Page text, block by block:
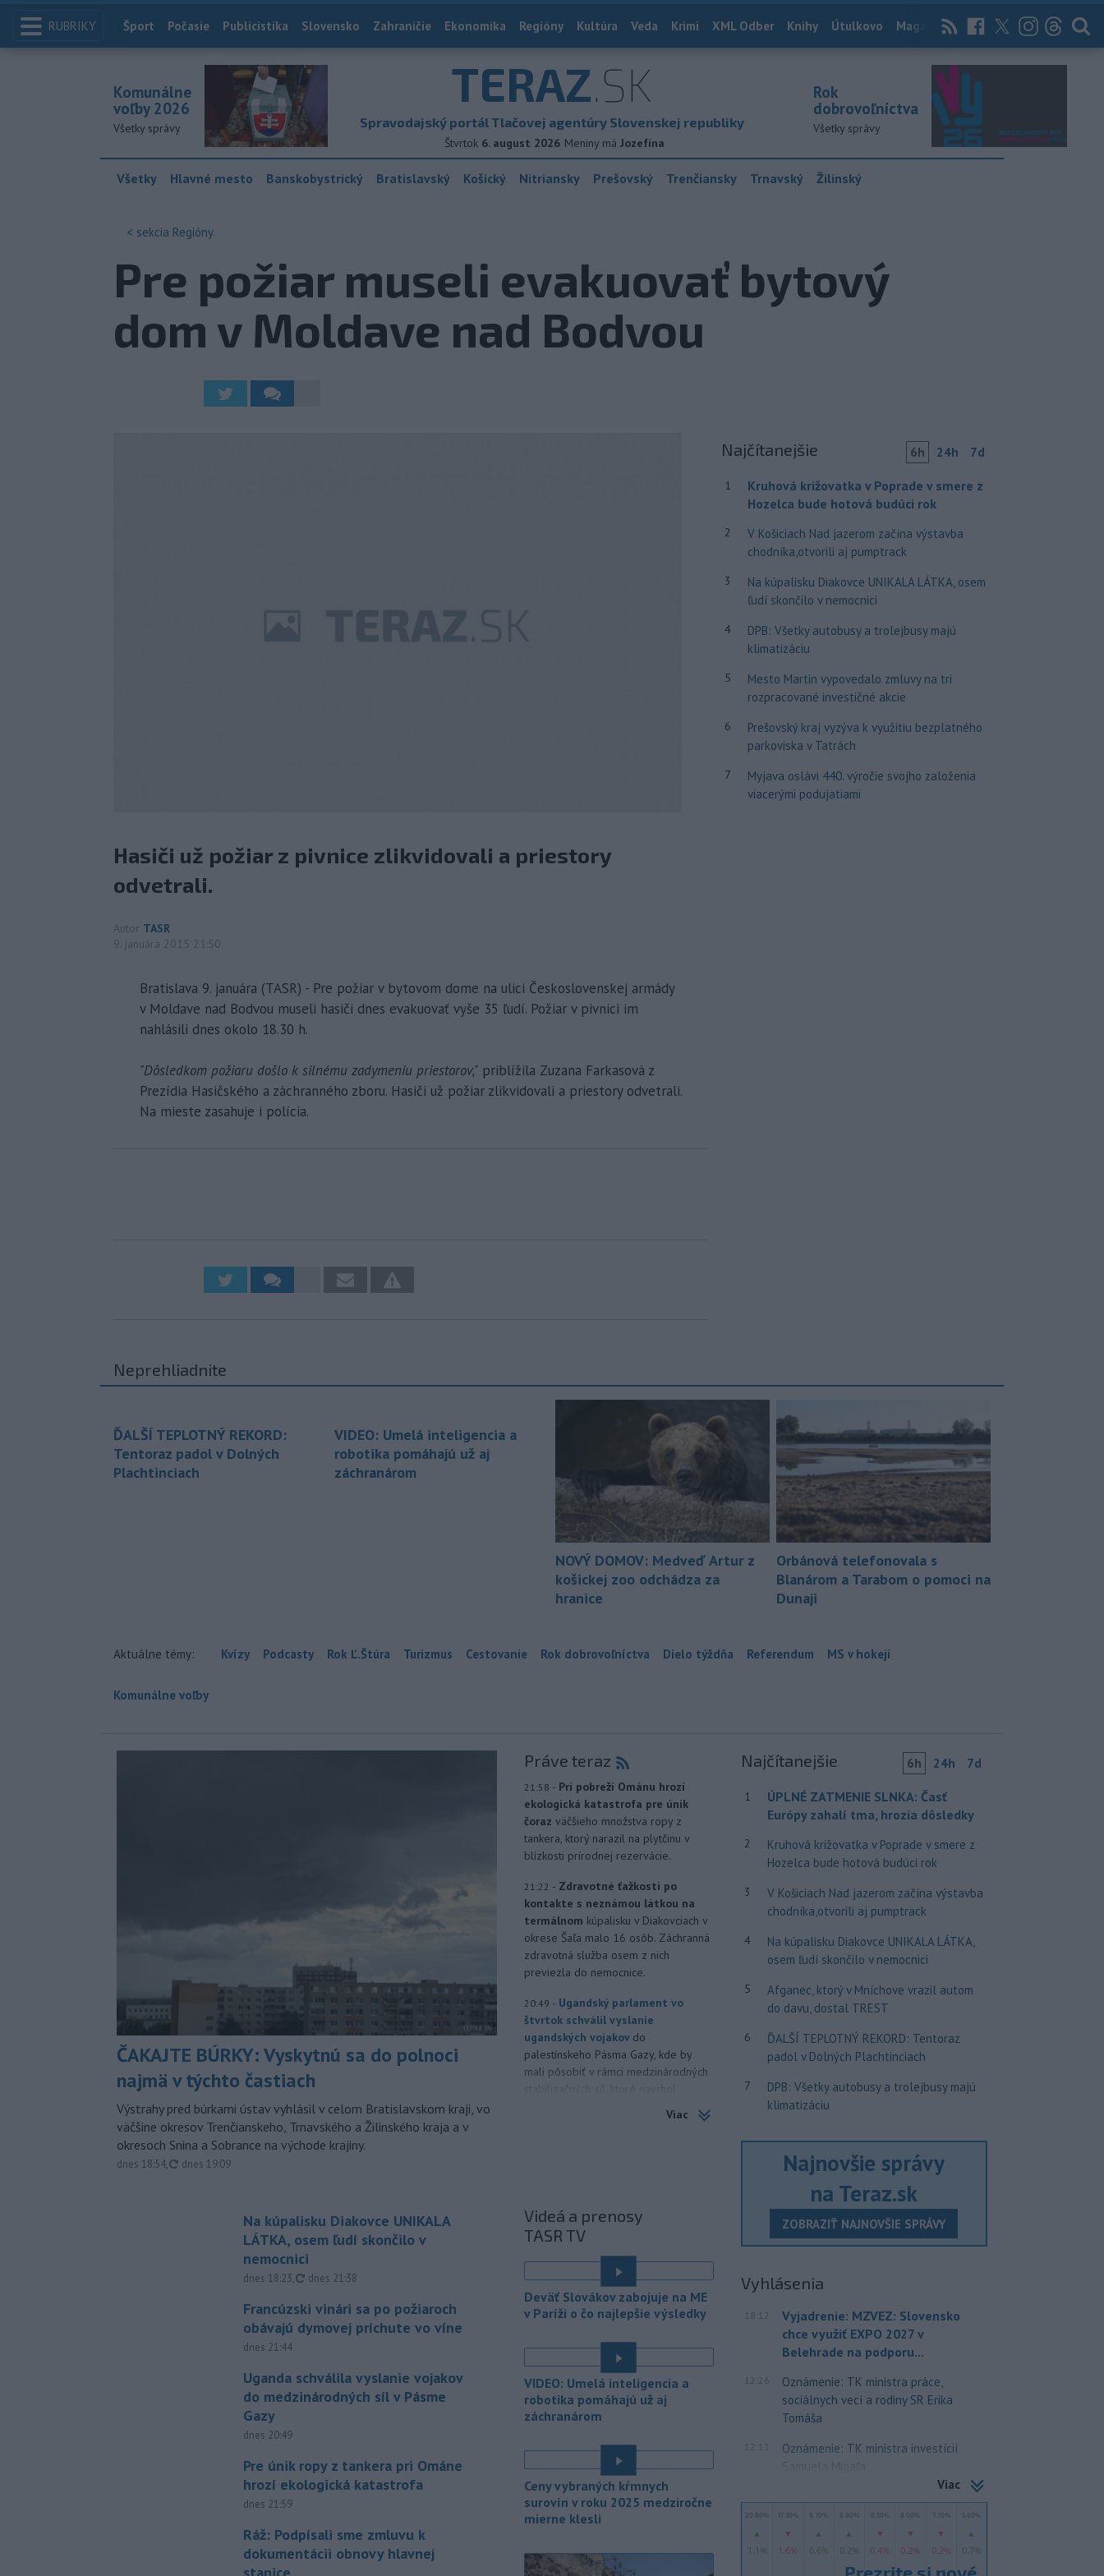
RUBRIKY Index
Šport Počasie Publicistika Slovensko Zahraničie Ekonomika Regióny Kultúra Veda Krimi XML Odber Knihy Útulkovo Magazín News Now Archív
TERAZ.SK
Spravodajský portál Tlačovej agentúry Slovenskej republiky
Štvrtok 6. august 2026 Meniny má Jozefína
Komunálne
voľby 2026
Všetky správy
Rok
dobrovoľníctva
Všetky správy
Všetky Hlavné mesto Banskobystrický Bratislavský Košický Nitriansky Prešovský Trenčiansky Trnavský Žilinský
< sekcia Regióny
Pre požiar museli evakuovať bytový
dom v Moldave nad Bodvou
Hasiči už požiar z pivnice zlikvidovali a priestory
odvetrali.
Autor TASR
9. januára 2015 21:50
Bratislava 9. januára (TASR) - Pre požiar v bytovom dome na ulici Československej armády
v Moldave nad Bodvou museli hasiči dnes evakuovať vyše 35 ľudí. Požiar v pivnici im
nahlásili dnes okolo 18.30 h.
"Dôsledkom požiaru došlo k silnému zadymeniu priestorov," priblížila Zuzana Farkasová z
Prezídia Hasičského a záchranného zboru. Hasiči už požiar zlikvidovali a priestory odvetrali.
Na mieste zasahuje i polícia.
Najčítanejšie 6h 24h 7d
1
Kruhová križovatka v Poprade v smere z
Hozelca bude hotová budúci rok
2
V Košiciach Nad jazerom začína výstavba
chodníka,otvorili aj pumptrack
3
Na kúpalisku Diakovce UNIKALA LÁTKA, osem
ľudí skončilo v nemocnici
4
DPB: Všetky autobusy a trolejbusy majú
klimatizáciu
5
Mesto Martin vypovedalo zmluvy na tri
rozpracované investičné akcie
6
Prešovský kraj vyzýva k využitiu bezplatného
parkoviska v Tatrách
7
Myjava oslávi 440. výročie svojho založenia
viacerými podujatiami
Neprehliadnite
ĎALŠÍ TEPLOTNÝ REKORD:
Tentoraz padol v Dolných
Plachtinciach
VIDEO: Umelá inteligencia a
robotika pomáhajú už aj
záchranárom
NOVÝ DOMOV: Medveď Artur z
košickej zoo odchádza za
hranice
Orbánová telefonovala s
Blanárom a Tarabom o pomoci na
Dunaji
Aktuálne témy: Kvízy Podcasty Rok Ľ.Štúra Turizmus Cestovanie Rok dobrovoľníctva Dielo týždňa Referendum MS v hokeji
Komunálne voľby
ČAKAJTE BÚRKY: Vyskytnú sa do polnoci
najmä v týchto častiach
Výstrahy pred búrkami ústav vyhlásil v celom Bratislavskom kraji, vo
väčšine okresov Trenčianskeho, Trnavského a Žilinského kraja a v
okresoch Snina a Sobrance na východe krajiny.
dnes 18:54, aktualizované
dnes 19:09
Na kúpalisku Diakovce UNIKALA
LÁTKA, osem ľudí skončilo v
nemocnici
dnes 18:23, aktualizované
dnes 21:38
Francúzski vinári sa po požiaroch
obávajú dymovej príchute vo víne
dnes 21:44
Uganda schválila vyslanie vojakov
do medzinárodných síl v Pásme
Gazy
dnes 20:49
Pre únik ropy z tankera pri Ománe
hrozí ekologická katastrofa
dnes 21:59
Ráž: Podpísali sme zmluvu k
dokumentácii obnovy hlavnej
Práve teraz
21:58 - Pri pobreží Ománu hrozí
ekologická katastrofa pre únik
čoraz väčšieho množstva ropy z
tankera, ktorý narazil na plytčinu v
blízkosti prírodnej rezervácie.
21:22 - Zdravotné ťažkosti po
kontakte s neznámou látkou na
termálnom kúpalisku v Diakovciach v
okrese Šaľa malo 16 osôb. Záchranná
zdravotná služba osem z nich
previezla do nemocnice.
20:49 - Ugandský parlament vo
štvrtok schválil vyslanie
ugandských vojakov do
palestínskeho Pásma Gazy, kde by
mali pôsobiť v rámci medzinárodných
po jeho neúspešnom pláne.
Vo štvrtok do polnoci treba
najmä na západe a severozápade
Slovenska počítať s búrkami.
Slovenský hydrometeorologický ústav
(SHMÚ) vydal výstrahy prvého stupňa.
Platia aj v okresoch Snina a Sobrance.
18:19 - Polícia v súčinnosti s ďalšími
záchrannými zložkami zasahuje
termálnom kúpalisku v Diakovciach.
Bratislave, Komárne a Štúrove v
prvom polroku 2026 zaznamenali
spolu 1827 pristátí osobných
kajutových a výletných plavidiel.
amerického Senátu vo štvrtok
označil lekára Anthonyho Fauciho za
Viac
Videá a prenosy
TASR TV
Deväť Slovákov zabojuje na ME
v Paríži o čo najlepšie výsledky
VIDEO: Umelá inteligencia a
robotika pomáhajú už aj
záchranárom
Ceny vybraných kŕmnych
surovín v roku 2025 medziročne
mierne klesli
Najčítanejšie 6h 24h 7d
1
ÚPLNÉ ZATMENIE SLNKA: Časť
Európy zahalí tma, hrozia dôsledky
2
Kruhová križovatka v Poprade v smere z
Hozelca bude hotová budúci rok
3
V Košiciach Nad jazerom začína výstavba
chodníka,otvorili aj pumptrack
4
Na kúpalisku Diakovce UNIKALA LÁTKA,
osem ľudí skončilo v nemocnici
5
Afganec, ktorý v Mníchove vrazil autom
do davu, dostal TREST
6
ĎALŠÍ TEPLOTNÝ REKORD: Tentoraz
padol v Dolných Plachtinciach
7
DPB: Všetky autobusy a trolejbusy majú
klimatizáciu
Najnovšie správy
na Teraz.sk
ZOBRAZIŤ NAJNOVŠIE SPRÁVY
Vyhlásenia
18:12
Vyjadrenie: MZVEZ: Slovensko
chce využiť EXPO 2027 v
Belehrade na podporu...
12:26
Oznámenie: TK ministra práce,
sociálnych vecí a rodiny SR Erika
Tomáša
Oznámenie: TK ministra investícií
Samuela Migaľa
Viac